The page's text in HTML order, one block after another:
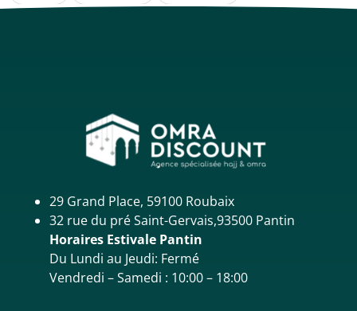
29 Grand Place, 59100 Roubaix
32 rue du pré Saint-Gervais,93500 Pantin
Horaires Estivale Pantin
Du Lundi au Jeudi: Fermé
Vendredi – Samedi : 10:00 – 18:00